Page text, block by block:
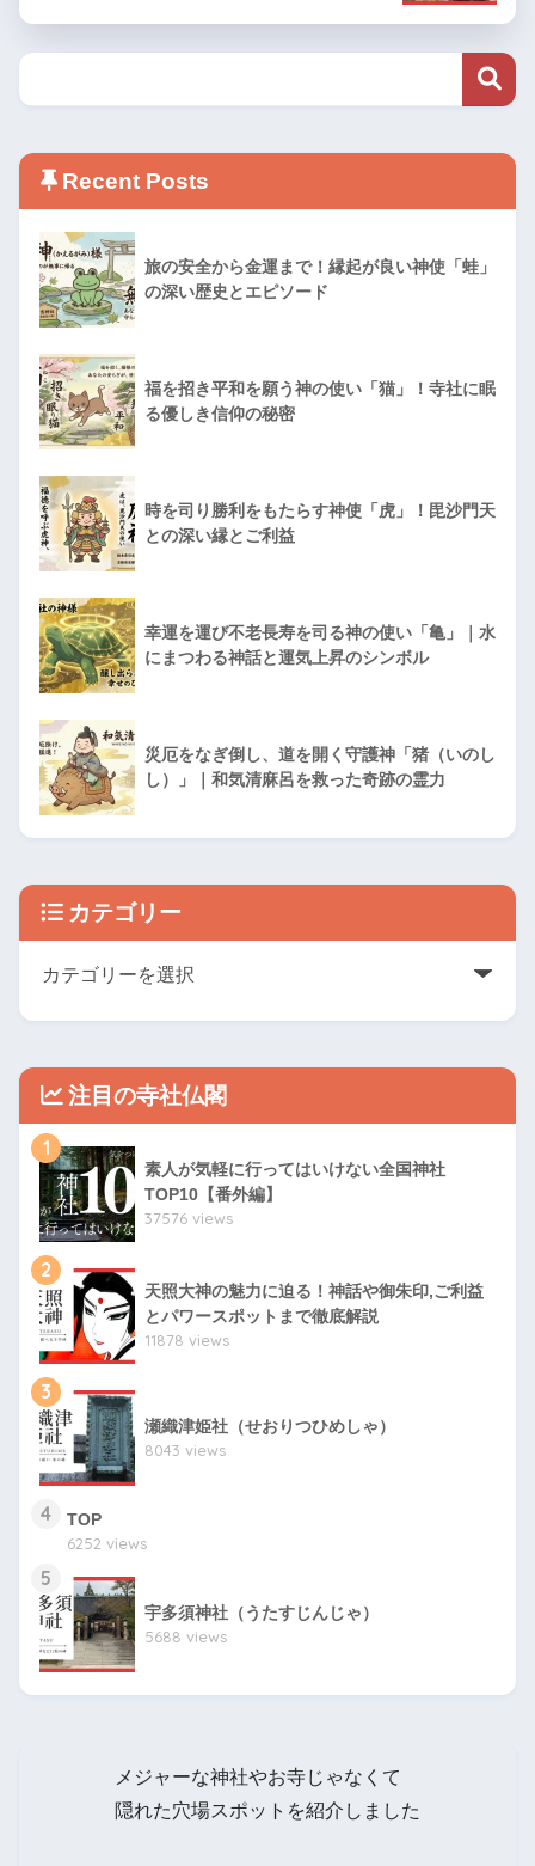
Recent Posts
旅の安全から金運まで！縁起が良い神使「蛙」
の深い歴史とエピソード
福を招き平和を願う神の使い「猫」！寺社に眠
る優しき信仰の秘密
時を司り勝利をもたらす神使「虎」！毘沙門天
との深い縁とご利益
幸運を運び不老長寿を司る神の使い「亀」｜水
にまつわる神話と運気上昇のシンボル
災厄をなぎ倒し、道を開く守護神「猪（いのし
し）」｜和気清麻呂を救った奇跡の霊力
カテゴリー
注目の寺社仏閣
1
素人が気軽に行ってはいけない全国神社
TOP10【番外編】
37576 views
2
天照大神の魅力に迫る！神話や御朱印,ご利益
とパワースポットまで徹底解説
11878 views
3
瀬織津姫社（せおりつひめしゃ）
8043 views
4
TOP
6252 views
5
宇多須神社（うたすじんじゃ）
5688 views
メジャーな神社やお寺じゃなくて
隠れた穴場スポットを紹介しました